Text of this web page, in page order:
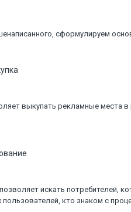
сформулируем
выкупать рекламные места
искать потребителей,
пользователей, кто знаком с